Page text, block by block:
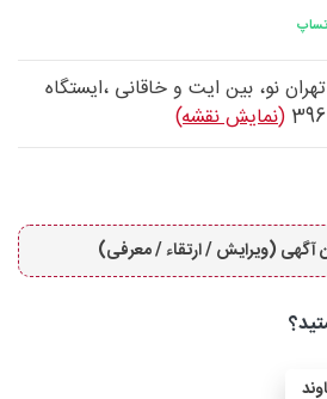
نو، بین ایت و خاقانی ،ایستگاه
(نمایش نقشه)
آگهی (ویرایش / ارتقاء / معرفی)